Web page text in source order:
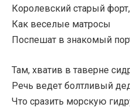
Королевский старый форт,
Как веселые матросы
Поспешат в знакомый
Там, хватив в таверне
Речь ведет болтливый
Что сразить морскую